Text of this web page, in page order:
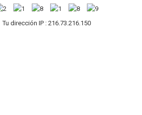
Tu dirección IP : 216.73.216.150